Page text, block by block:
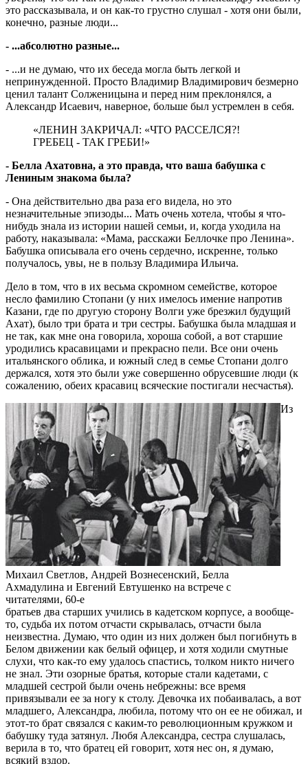
это рассказывала, и он как-то грустно слушал - хотя они были,
конечно, разные люди...
- ...абсолютно разные...
- ...и не думаю, что их беседа могла быть легкой и
непринужденной. Просто Владимир Владимирович безмерно
ценил талант Солженицына и перед ним преклонялся, а
Александр Исаевич, наверное, больше был устремлен в себя.
«ЛЕНИН ЗАКРИЧАЛ: «ЧТО РАССЕЛСЯ?!
ГРЕБЕЦ - ТАК ГРЕБИ!»
- Белла Ахатовна, а это правда, что ваша бабушка с
Лениным знакома была?
- Она действительно два раза его видела, но это
незначительные эпизоды... Мать очень хотела, чтобы я что-
нибудь знала из истории нашей семьи, и, когда уходила на
работу, наказывала: «Мама, расскажи Беллочке про Ленина».
Бабушка описывала его очень сердечно, искренне, только
получалось, увы, не в пользу Владимира Ильича.
Дело в том, что в их весьма скромном семействе, которое
несло фамилию Стопани (у них имелось имение напротив
Казани, где по другую сторону Волги уже брезжил будущий
Ахат), было три брата и три сестры. Бабушка была младшая и
не так, как мне она говорила, хороша собой, а вот старшие
уродились красавицами и прекрасно пели. Все они очень
итальянского облика, и южный след в семье Стопани долго
держался, хотя это были уже совершенно обрусевшие люди (к
сожалению, обеих красавиц всяческие постигали несчастья).
Михаил Светлов, Андрей Вознесенский, Белла
Ахмадулина и Евгений Евтушенко на встрече с
читателями, 60-е
Из
братьев два старших учились в кадетском корпусе, а вообще-
то, судьба их потом отчасти скрывалась, отчасти была
неизвестна. Думаю, что один из них должен был погибнуть в
Белом движении как белый офицер, и хотя ходили смутные
слухи, что как-то ему удалось спастись, толком никто ничего
не знал. Эти озорные братья, которые стали кадетами, с
младшей сестрой были очень небрежны: все время
привязывали ее за ногу к столу. Девочка их побаивалась, а вот
младшего, Александра, любила, потому что он ее не обижал, и
этот-то брат связался с каким-то революционным кружком и
бабушку туда затянул. Любя Александра, сестра слушалась,
верила в то, что братец ей говорит, хотя нес он, я думаю,
всякий вздор.